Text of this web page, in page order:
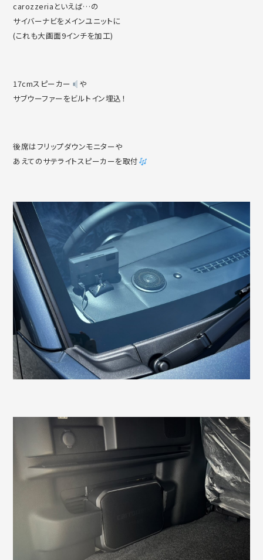
carozzeriaといえば…の
サイバーナビをメインユニットに
(これも大画面9インチを加工)
17cmスピーカー
や
サブウーファーをビルトイン埋込！
後席はフリップダウンモニターや
あえてのサテライトスピーカーを取付